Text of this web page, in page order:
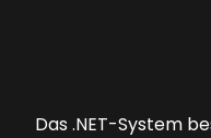
Das .NET-System